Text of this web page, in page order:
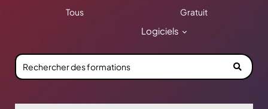
Tous Gratuit
Logiciels